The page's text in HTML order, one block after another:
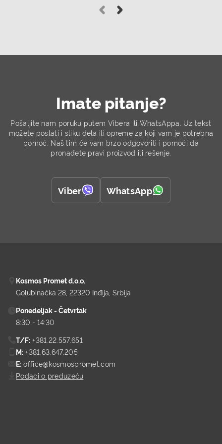
ukupan iznos naveden u porudžbini, bez dodatnih
Imate pitanje?
Pošaljite nam poruku putem Vibera ili WhatsAppa. Uz tekst
možete poslati i sliku dela ili opreme za koji vam je potrebna
pomoć. Naš tim će vam brzo odgovoriti i pomoći da
pronađete pravi proizvod ili rešenje.
Viber WhatsApp
Kosmos Promet d.o.o.
Golubinačka 28 22320 Inđija Srbija
Ponedeljak - Četvrtak
8:30 - 14:30
T/F: +381.22.557.651
M: +381.63.647.205
E: office@kosmospromet.com
Podaci o preduzeću